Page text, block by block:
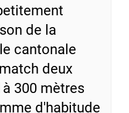
de la
cantonale
deux
300 mètres
d'habitude